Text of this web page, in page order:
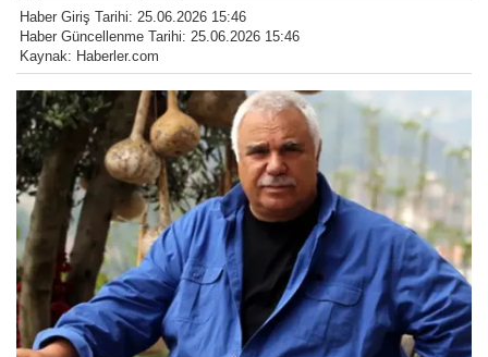
Haber Giriş Tarihi: 25.06.2026 15:46
Haber Güncellenme Tarihi: 25.06.2026 15:46
Kaynak: Haberler.com